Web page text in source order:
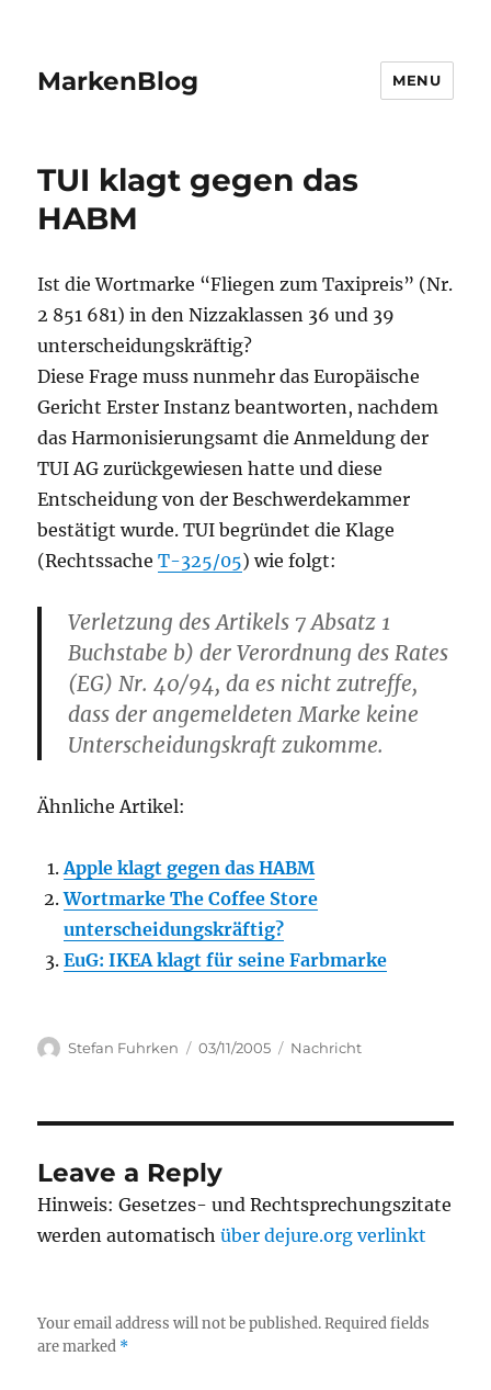
MarkenBlog MENU
TUI klagt gegen das
HABM
Ist die Wortmarke “Fliegen zum Taxipreis” (Nr.
2 851 681) in den Nizzaklassen 36 und 39
unterscheidungskräftig?
Diese Frage muss nunmehr das Europäische
Gericht Erster Instanz beantworten, nachdem
das Harmonisierungsamt die Anmeldung der
TUI AG zurückgewiesen hatte und diese
Entscheidung von der Beschwerdekammer
bestätigt wurde. TUI begründet die Klage
(RechtssacheT-325/05) wie folgt:
Verletzung des Artikels 7 Absatz 1
Buchstabe b) der Verordnung des Rates
(EG) Nr. 40/94, da es nicht zutreffe,
dass der angemeldeten Marke keine
Unterscheidungskraft zukomme.
Ähnliche Artikel:
Apple klagt gegen das HABM
Wortmarke The Coffee Store
unterscheidungskräftig?
EuG: IKEA klagt für seine Farbmarke
Author
Stefan Fuhrken
Posted
03/11/2005 Categories
Nachricht
Leave a Reply
Hinweis: Gesetzes- und Rechtsprechungszitate
werden automatischüber dejure.org verlinkt
Your email address will not be published. Required fields
are marked *